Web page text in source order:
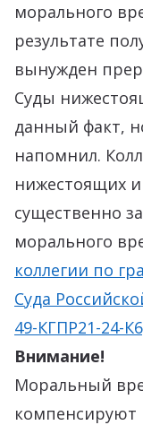
морального
результате
вынужден
Суды
данный факт,
напомнил.
нижестоящих
существенно
морального
коллегии по
Суда
49-КГПР21-24-
Внимание!
Моральный
компенсируют